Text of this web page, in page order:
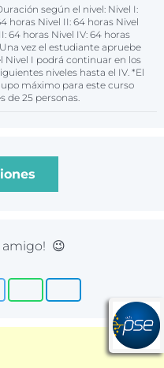
según el nivel: Nivel I:
horas Nivel II: 64 horas Nivel
64 horas Nivel IV: 64 horas
vez el estudiante apruebe
Nivel I podrá continuar en los
niveles hasta el IV. *El
máximo para este curso
de 25 personas.
amigo! 😉